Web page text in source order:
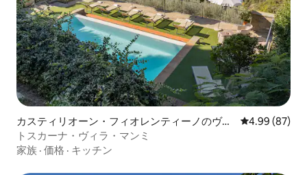
ロ、シエナ、モンタルチーノ、サンジミ
ニャーノ、コルトーナ、アレッツォ、フ
ィレンツェなどがあります。周りには美
しいトスカーナが広がっています！ この
家は複数の階に建てられています。 1階に
は暖炉を備えた広いリビングルーム、設
備の整った広々としたキッチン、ランド
リールーム、バスルームがあります。 1階
には専用バスルーム付きのスイートと、
バスルーム付きの2つ目のダブルルームが
あります。 さらに、屋根裏には他に2台の
ベッドと小さなバスルームがあります。
カスティリオーン・フィオレンティーノのヴィ
ラ
レビュー87
4.99 (87)
トスカーナ・ヴィラ・マンミ
家族 · 価格 · キッチン